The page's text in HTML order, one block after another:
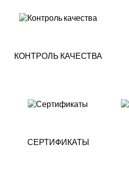
КОНТРОЛЬ КАЧЕСТВА
СЕРТИФИКАТЫ